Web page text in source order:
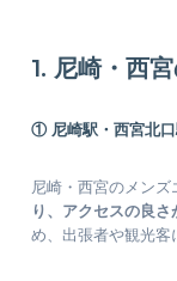
1. 尼崎・西
① 尼崎駅・西宮北
尼崎・西宮のメンズ
り、アクセスの良さ
め、出張者や観光客